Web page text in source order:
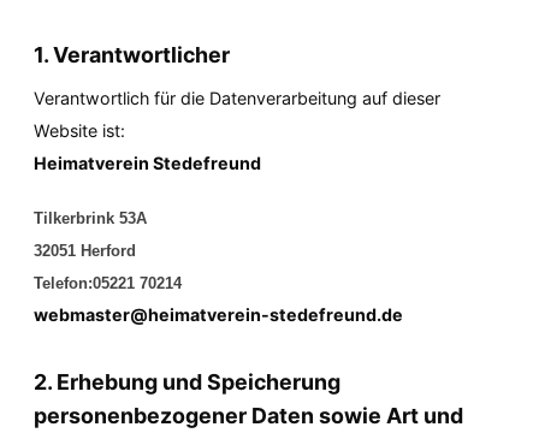
1. Verantwortlicher
Verantwortlich für die Datenverarbeitung auf dieser
Website ist:
Heimatverein Stedefreund
Tilkerbrink 53A
32051 Herford
Telefon:05221 70214
webmaster@heimatverein-stedefreund.de
2. Erhebung und Speicherung
personenbezogener Daten sowie Art und